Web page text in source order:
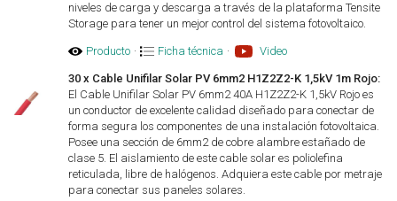
niveles de carga y descarga a través de la plataforma Tensite
Storage para tener un mejor control del sistema fotovoltaico.
Producto · Ficha técnica · Video
30 x Cable Unifilar Solar PV 6mm2 H1Z2Z2-K 1,5kV 1m Rojo:
El Cable Unifilar Solar PV 6mm2 40A H1Z2Z2-K 1,5kV Rojo es
un conductor de excelente calidad diseñado para conectar de
forma segura los componentes de una instalación fotovoltaica.
Posee una sección de 6mm2 de cobre alambre estañado de
clase 5. El aislamiento de este cable solar es poliolefina
reticulada, libre de halógenos. Adquiera este cable por metraje
para conectar sus paneles solares.